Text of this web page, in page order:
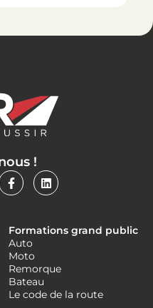
!
Formations grand public
Auto
Moto
Remorque
Bateau
Le code de la route